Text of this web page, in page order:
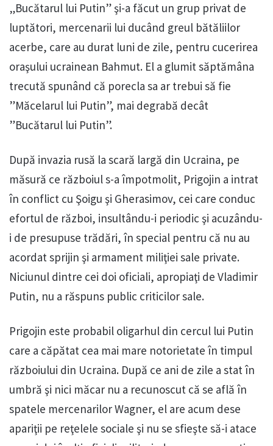
„Bucătarul lui Putin” şi-a făcut un grup privat de
luptători, mercenarii lui ducând greul bătăliilor
acerbe, care au durat luni de zile, pentru cucerirea
oraşului ucrainean Bahmut. El a glumit săptămâna
trecută spunând că porecla sa ar trebui să fie
”Măcelarul lui Putin”, mai degrabă decât
”Bucătarul lui Putin”.
După invazia rusă la scară largă din Ucraina, pe
măsură ce războiul s-a împotmolit, Prigojin a intrat
în conflict cu Şoigu şi Gherasimov, cei care conduc
efortul de război, insultându-i periodic şi acuzându-
i de presupuse trădări, în special pentru că nu au
acordat sprijin şi armament miliţiei sale private.
Niciunul dintre cei doi oficiali, apropiaţi de Vladimir
Putin, nu a răspuns public criticilor sale.
Prigojin este probabil oligarhul din cercul lui Putin
care a căpătat cea mai mare notorietate în timpul
războiului din Ucraina. După ce ani de zile a stat în
umbră şi nici măcar nu a recunoscut că se află în
spatele mercenarilor Wagner, el are acum dese
apariţii pe reţelele sociale şi nu se sfieşte să-i atace